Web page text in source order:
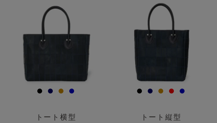
トート横型
トート縦型